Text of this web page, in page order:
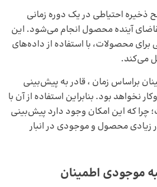
احتیاطی در یک دوره زمانی
آینده محصول انجام می‌شود. این
محصولات، با استفاده از داده‌های
می‌کند.
براساس زمان ، قادر به پیش‌بینی
بود. بنابراین استفاده از آن با
که این امکان وجود دارد پیش‌بینی
زیادی محصول و موجودی در انبار
موجودی اطمینان